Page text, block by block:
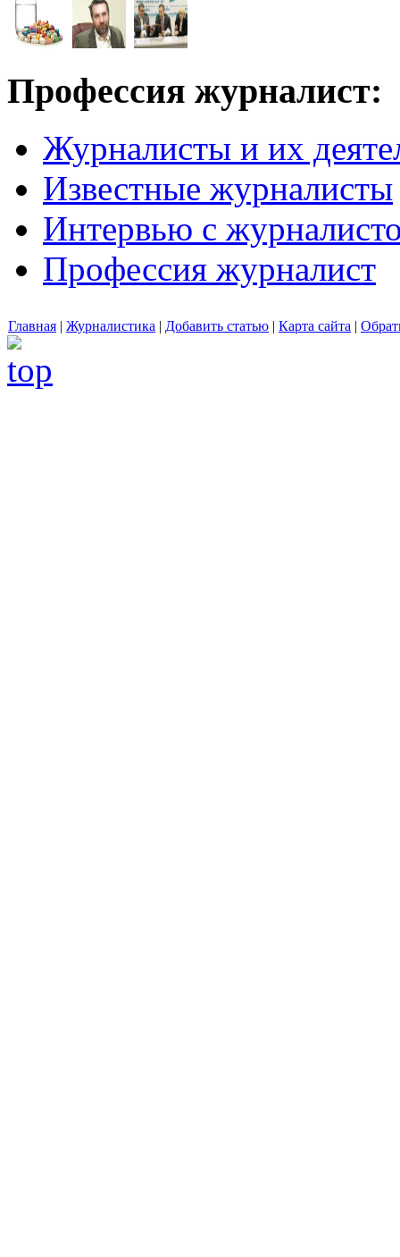
Профессия журналист:
Журналисты и их
Известные журналисты
Интервью с
Профессия журналист
Главная | Журналистика | Добавить статью | Карта сайта |